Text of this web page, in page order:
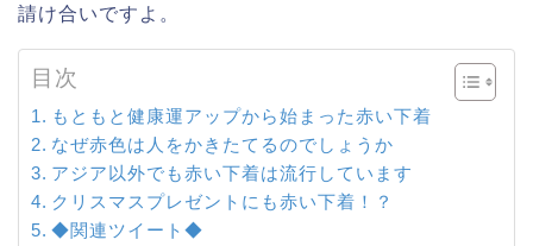
請け合いですよ。
目次
もともと健康運アップから始まった赤い下着
なぜ赤色は人をかきたてるのでしょうか
アジア以外でも赤い下着は流行しています
クリスマスプレゼントにも赤い下着！？
◆関連ツイート◆